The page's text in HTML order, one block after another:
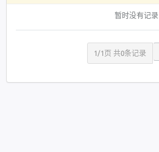
暂时没有记录
1/1页 共0条记录